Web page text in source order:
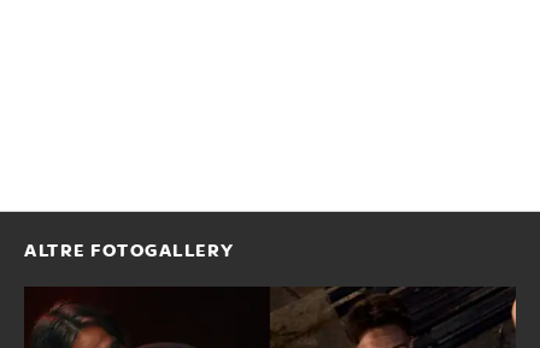
ALTRE FOTOGALLERY